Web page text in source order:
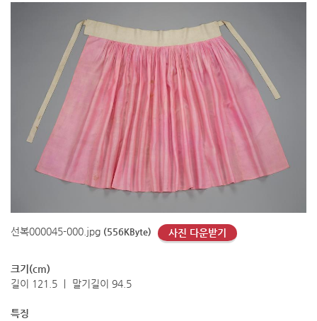
선복000045-000.jpg (556KByte) 사진 다운받기
크기(cm)
길이 121.5 ㅣ 말기길이 94.5
특징